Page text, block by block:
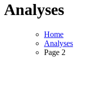
Analyses
Home
Analyses
Page 2